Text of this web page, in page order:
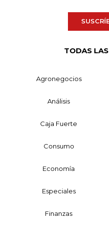
TODAS
Agronegocios
Análisis
Caja Fuerte
Consumo
Economía
Especiales
Finanzas